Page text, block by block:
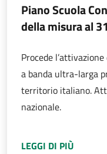
Piano Scuola
della misura al
Procede
a banda ultra-larga
territorio italiano.
nazionale.
LEGGI DI PIÙ